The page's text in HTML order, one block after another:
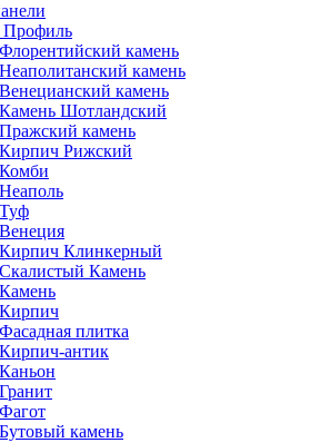
Профиль
Флорентийский камень
Неаполитанский камень
Венецианский камень
Камень Шотландский
Пражский камень
Кирпич Рижский
Комби
Неаполь
Туф
Венеция
Кирпич Клинкерный
Скалистый Камень
Камень
Кирпич
Фасадная плитка
Кирпич-антик
Каньон
Гранит
Фагот
Бутовый камень